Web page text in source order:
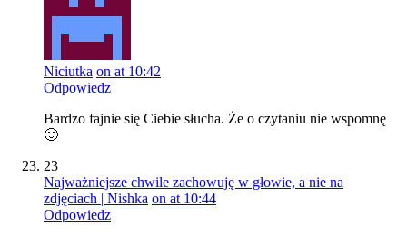
Niciutka on at 10:42
Odpowiedz
Bardzo fajnie się Ciebie słucha. Że o czytaniu nie wspomnę
🙂
23
Najważniejsze chwile zachowuję w głowie, a nie na
zdjęciach | Nishka on at 10:44
Odpowiedz